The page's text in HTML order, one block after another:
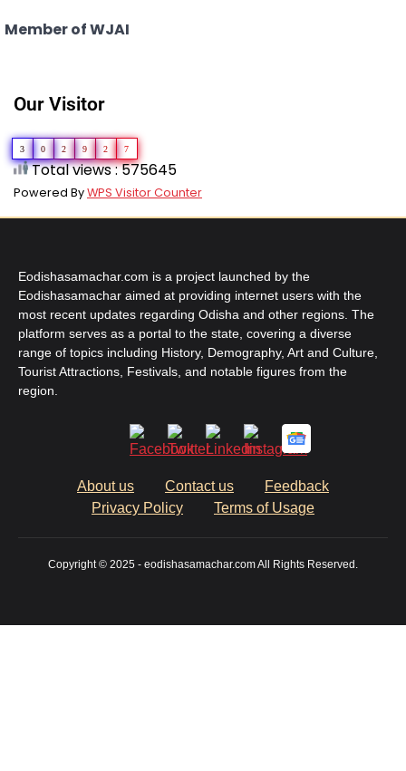
Member of WJAI
Our Visitor
3 0 2 9 2 7
Total views : 575645
Powered ByWPS Visitor Counter
Eodishasamachar.com is a project launched by the
Eodishasamachar aimed at providing internet users with the
most recent updates regarding Odisha and other regions. The
platform serves as a portal to the state, covering a diverse
range of topics including History, Demography, Art and Culture,
Tourist Attractions, Festivals, and notable figures from the
region.
About us Contact us
Feedback
Privacy Policy
Terms of Usage
Copyright © 2025 - eodishasamachar.com All Rights Reserved.